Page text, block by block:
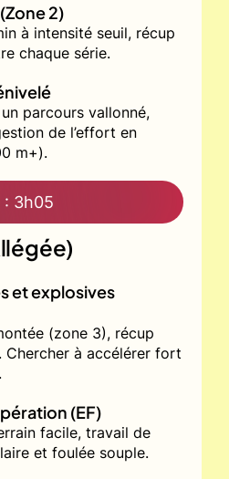
2)
à intensité seuil, récup
chaque série.
parcours vallonné,
de l’effort en
m+).
3h05
et explosives
(zone 3), récup
Chercher à accélérer fort
(EF)
facile, travail de
et foulée souple.